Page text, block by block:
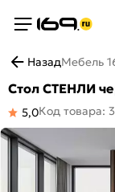
НазадМебель
Стол СТЕНЛИ
5,0Код товара: